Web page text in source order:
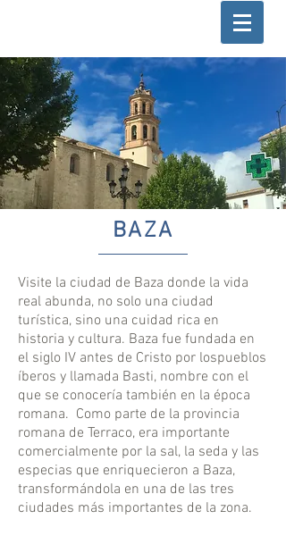
BAZA
Visite la ciudad de Baza donde la vida
real abunda, no solo una ciudad
turística, sino una cuidad rica en
historia y cultura. Baza fue fundada en
el siglo IV antes de Cristo por lospueblos
íberos y llamada Basti, nombre con el
que se conocería también en la época
romana. Como parte de la provincia
romana de Terraco, era importante
comercialmente por la sal, la seda y las
especias que enriquecieron a Baza,
transformándola en una de las tres
ciudades más importantes de la zona.